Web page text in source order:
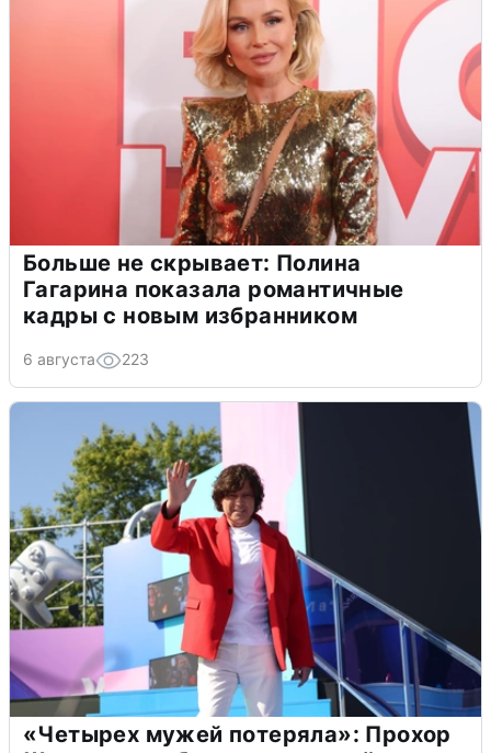
Больше не скрывает: Полина
Гагарина показала романтичные
кадры с новым избранником
6 августа 223
«Четырех мужей потеряла»: Прохор